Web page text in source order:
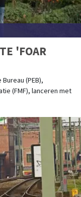
'FOAR
(PEB),
(FMF), lanceren met